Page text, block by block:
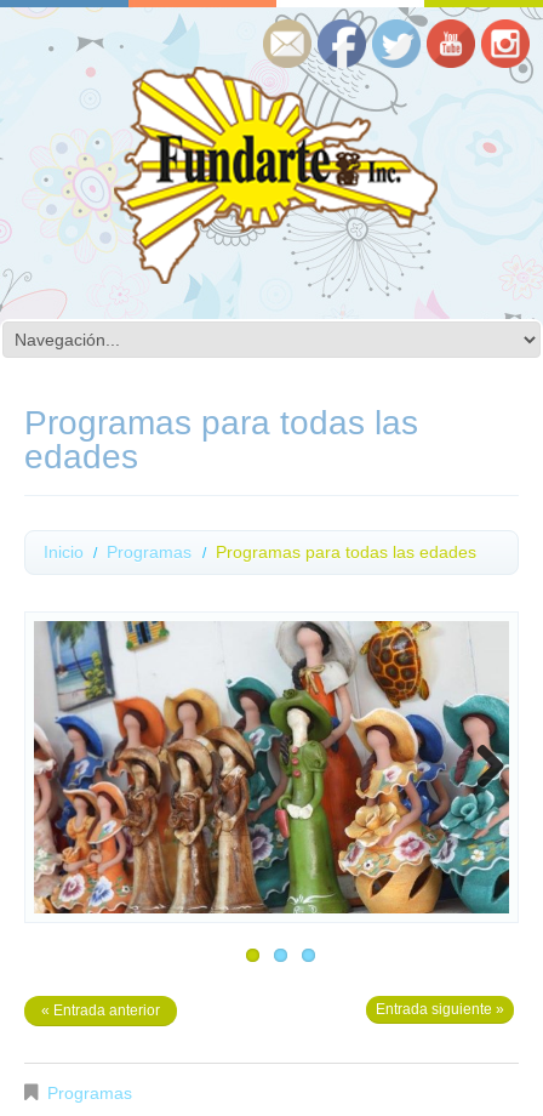
Programas para todas las
edades
Inicio Programas Programas para todas las edades
Next
« Entrada anterior Entrada siguiente »
Programas